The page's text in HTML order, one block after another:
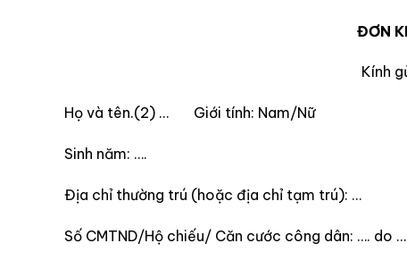
ĐƠN
Kính
Họ và tên.(2) … Giới tính: Nam/Nữ
Sinh năm: ….
Địa chỉ thường trú (hoặc địa chỉ tạm trú): …
Số CMTND/Hộ chiếu/ Căn cước công dân: …. do